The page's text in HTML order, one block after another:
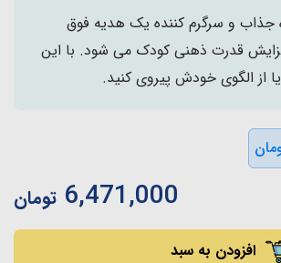
العاده جذاب و سرگرم کننده یک هدیه فوق
و موجب افزایش قدرت ذهنی کودک می شود. با این
از الگوی خودش پیروی کنید.
6,471,000 تومان
افزودن به سبد